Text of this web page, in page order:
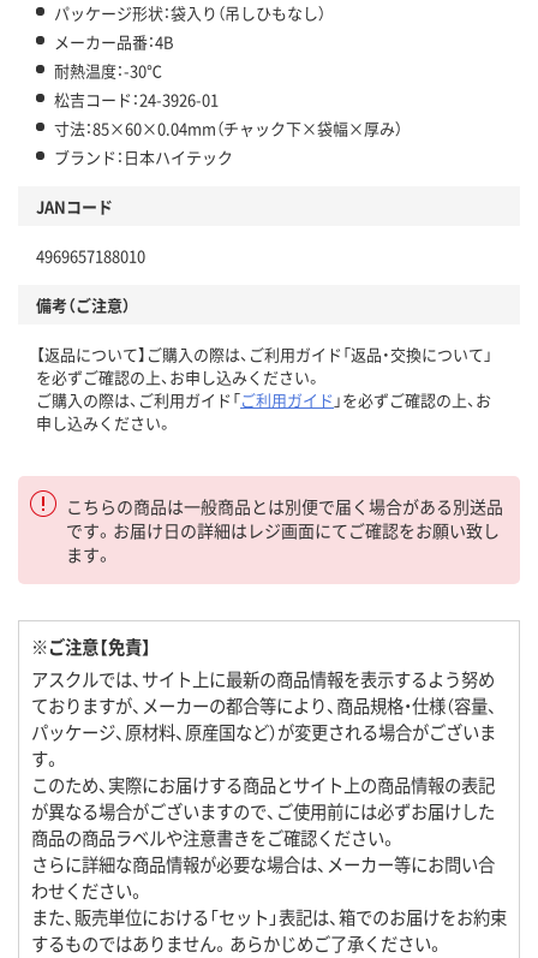
パッケージ形状：袋入り（吊しひもなし）
メーカー品番：4B
耐熱温度：-30℃
松吉コード：24-3926-01
寸法：85×60×0.04mm（チャック下×袋幅×厚み）
ブランド：日本ハイテック
JANコード
4969657188010
備考（ご注意）
【返品について】ご購入の際は、ご利用ガイド「返品・交換について」
を必ずご確認の上、お申し込みください。
ご購入の際は、ご利用ガイド「ご利用ガイド 」を必ずご確認の上、お
申し込みください。
こちらの商品は一般商品とは別便で届く場合がある別送品
です。お届け日の詳細はレジ画面にてご確認をお願い致し
ます。
※ご注意【免責】
アスクルでは、サイト上に最新の商品情報を表示するよう努め
ておりますが、メーカーの都合等により、商品規格・仕様（容量、
パッケージ、原材料、原産国など）が変更される場合がございま
す。
このため、実際にお届けする商品とサイト上の商品情報の表記
が異なる場合がございますので、ご使用前には必ずお届けした
商品の商品ラベルや注意書きをご確認ください。
さらに詳細な商品情報が必要な場合は、メーカー等にお問い合
わせください。
また、販売単位における「セット」表記は、箱でのお届けをお約束
するものではありません。あらかじめご了承ください。